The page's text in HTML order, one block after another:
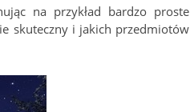
na przykład bardzo proste
skuteczny i jakich przedmiotów